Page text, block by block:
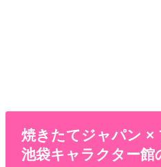
焼きたてジャパン ×
池袋キャラクター館